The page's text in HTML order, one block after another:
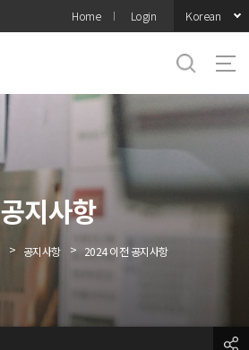
Home Login Korean
공지사항
> 공지사항 > 2024 이전 공지사항